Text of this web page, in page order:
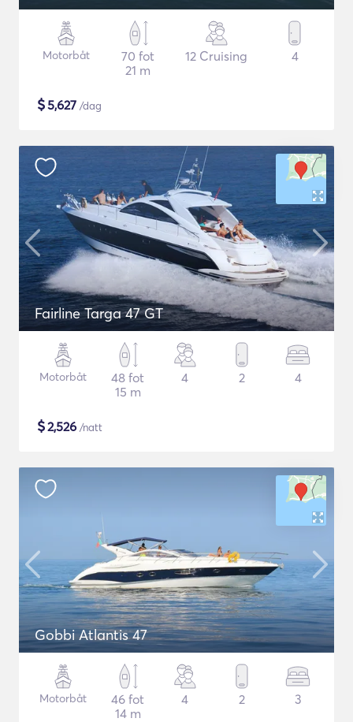
Motorbåt
70 fot
21 m
12 Cruising 4
$5,627 /dag
Fairline Targa 47 GT
Motorbåt
48 fot
15 m
4 2 4
$2,526 /natt
Gobbi Atlantis 47
Motorbåt
46 fot
14 m
4 2 3